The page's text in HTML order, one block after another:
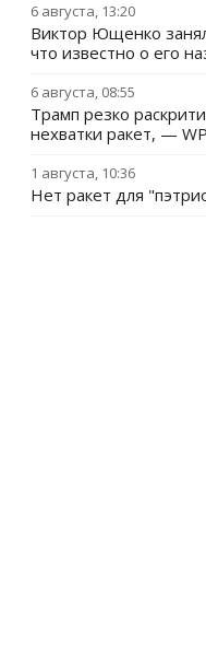
6 августа, 13:20
Виктор Ющенко
что известно о его
6 августа, 08:55
Трамп резко
нехватки ракет, — WP
1 августа, 10:36
Нет ракет для